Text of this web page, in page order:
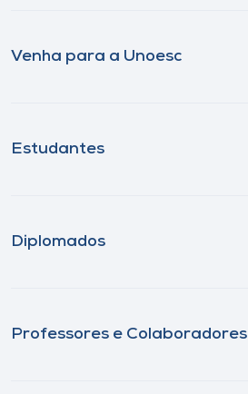
Venha para a Unoesc
Estudantes
Diplomados
Professores e Colaboradores